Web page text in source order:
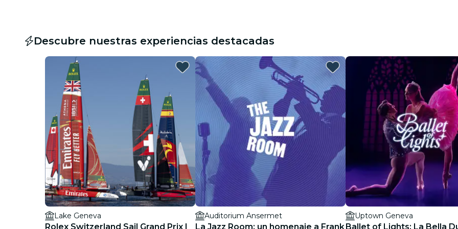
Descubre nuestras experiencias destacadas
Lake Geneva
Rolex Switzerland Sail Grand Prix |
Auditorium Ansermet
La Jazz Room: un homenaje a Frank
Uptown Geneva
Ballet of Lights: La Bella